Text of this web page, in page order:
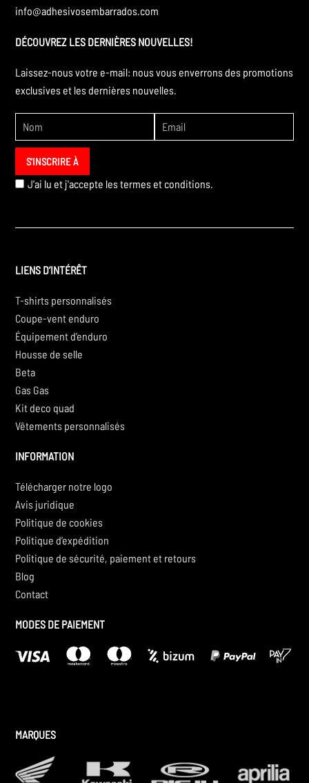
info@adhesivosembarrados.com
DÉCOUVREZ LES DERNIÈRES NOUVELLES!
Laissez-nous votre e-mail: nous vous enverrons des promotions
exclusives et les dernières nouvelles.
J'ai lu et j'accepte lestermes et conditions.
LIENS D’INTÉRÊT
T-shirts personnalisés
Coupe-vent enduro
Équipement d’enduro
Housse de selle
Beta
Gas Gas
Kit deco quad
Vêtements personnalisés
INFORMATION
Télécharger notre logo
Avis juridique
Politique de cookies
Politique d’expédition
Politique de sécurité, paiement et retours
Blog
Contact
MODES DE PAIEMENT
MARQUES